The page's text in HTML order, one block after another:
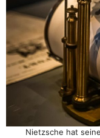
Nietzsche hat